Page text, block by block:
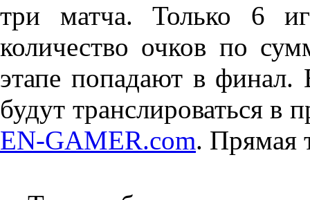
три матча. Только 6
количество очков по
этапе попадают в
будут транслироваться
EN-GAMER.com. Прямая